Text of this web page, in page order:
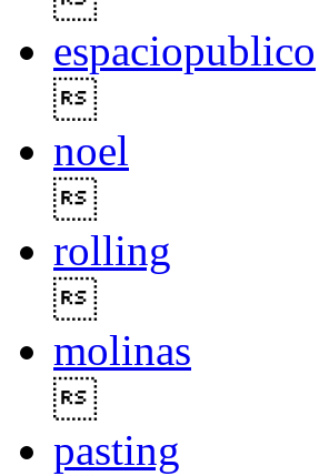
espaciopublico
noel
rolling
molinas
pasting